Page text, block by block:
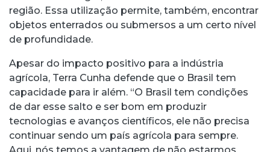
região. Essa utilização permite, também, encontrar
objetos enterrados ou submersos a um certo nível
de profundidade.
Apesar do impacto positivo para a indústria
agrícola, Terra Cunha defende que o Brasil tem
capacidade para ir além. “O Brasil tem condições
de dar esse salto e ser bom em produzir
tecnologias e avanços científicos, ele não precisa
continuar sendo um país agrícola para sempre.
Aqui, nós temos a vantagem de não estarmos